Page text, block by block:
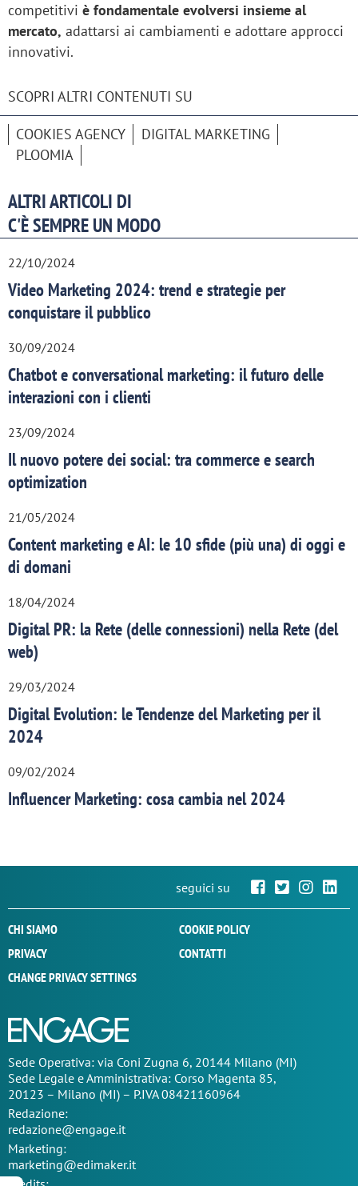
competitivi è fondamentale evolversi insieme al
mercato, adattarsi ai cambiamenti e adottare approcci
innovativi.
SCOPRI ALTRI CONTENUTI SU
COOKIES AGENCY
DIGITAL MARKETING
PLOOMIA
ALTRI ARTICOLI DI
C'È SEMPRE UN MODO
22/10/2024
Video Marketing 2024: trend e strategie per
conquistare il pubblico
30/09/2024
Chatbot e conversational marketing: il futuro delle
interazioni con i clienti
23/09/2024
Il nuovo potere dei social: tra commerce e search
optimization
21/05/2024
Content marketing e AI: le 10 sfide (più una) di oggi e
di domani
18/04/2024
Digital PR: la Rete (delle connessioni) nella Rete (del
web)
29/03/2024
Digital Evolution: le Tendenze del Marketing per il
2024
09/02/2024
Influencer Marketing: cosa cambia nel 2024
seguici su
CHI SIAMO
COOKIE POLICY
PRIVACY
CONTATTI
CHANGE PRIVACY SETTINGS
Sede Operativa: via Coni Zugna 6, 20144 Milano (MI)
Sede Legale e Amministrativa: Corso Magenta 85,
20123 – Milano (MI) – P.IVA 08421160964
Redazione:
redazione@engage.it
Marketing:
marketing@edimaker.it